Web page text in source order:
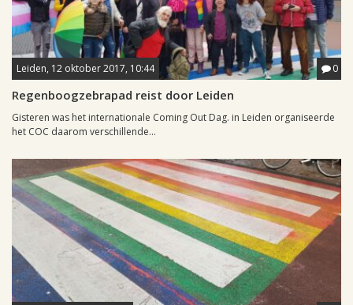
Leiden, 12 oktober 2017, 10:44 0
Regenboogzebrapad reist door Leiden
Gisteren was het internationale Coming Out Dag. in Leiden organiseerde
het COC daarom verschillende...